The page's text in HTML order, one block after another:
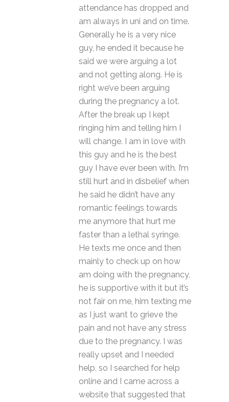
attendance has dropped and
am always in uni and on time.
Generally he is a very nice
guy, he ended it because he
said we were arguing a lot
and not getting along. He is
right we’ve been arguing
during the pregnancy a lot.
After the break up I kept
ringing him and telling him I
will change. I am in love with
this guy and he is the best
guy I have ever been with. I’m
still hurt and in disbelief when
he said he didn’t have any
romantic feelings towards
me anymore that hurt me
faster than a lethal syringe.
He texts me once and then
mainly to check up on how
am doing with the pregnancy,
he is supportive with it but it’s
not fair on me, him texting me
as I just want to grieve the
pain and not have any stress
due to the pregnancy. I was
really upset and I needed
help, so I searched for help
online and I came across a
website that suggested that